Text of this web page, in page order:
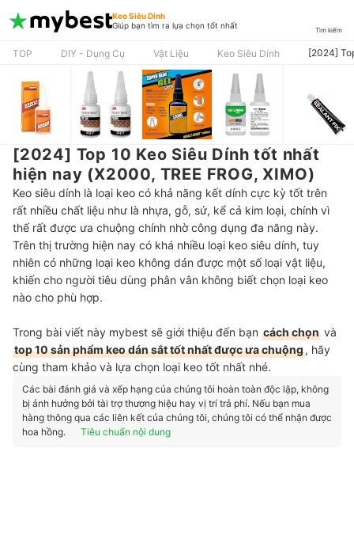
Keo Siêu Dính
Giúp bạn tìm ra lựa chọn tốt nhất
Tìm kiếm
TOP DIY - Dụng Cụ Vật Liệu Keo Siêu Dính [2024]
[2024] Top 10 Keo Siêu Dính tốt nhất
hiện nay (X2000, TREE FROG, XIMO)
Keo siêu dính là loại keo có khả năng kết dính cực kỳ tốt trên
rất nhiều chất liệu như là nhựa, gỗ, sứ, kể cả kim loại, chính vì
thế rất được ưa chuộng chính nhờ công dụng đa năng này.
Trên thị trường hiện nay có khá nhiều loại keo siêu dính, tuy
nhiên có những loại keo không dán được một số loại vật liệu,
khiến cho người tiêu dùng phân vân không biết chọn loại keo
nào cho phù hợp.
Trong bài viết này mybest sẽ giới thiệu đến bạn cách chọn và
top 10 sản phẩm keo dán sắt tốt nhất được ưa chuộng, hãy
cùng tham khảo và lựa chọn loại keo tốt nhất nhé.
Các bài đánh giá và xếp hạng của chúng tôi hoàn toàn độc lập, không
bị ảnh hưởng bởi tài trợ thương hiệu hay vị trí trả phí. Nếu bạn mua
hàng thông qua các liên kết của chúng tôi, chúng tôi có thể nhận được
hoa hồng.
Tiêu chuẩn nội dung